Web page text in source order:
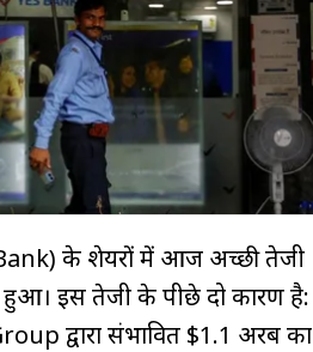
के शेयरों में आज अच्छी तेजी
इस तेजी के पीछे दो कारण है:
द्वारा संभावित $1.1 अरब का